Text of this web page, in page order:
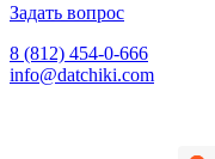
Задать вопрос
8 (812) 454-0-666
info@datchiki.com